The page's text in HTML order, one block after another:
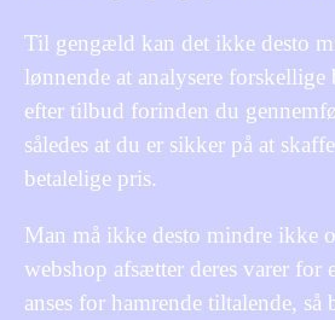
Til gengæld kan det ikke desto
lønnende at analysere
efter tilbud forinden du
således at du er sikker på at
betalelige pris.
Man må ikke desto mindre ikke
webshop afsætter deres varer for
anses for hamrende tiltalende, så